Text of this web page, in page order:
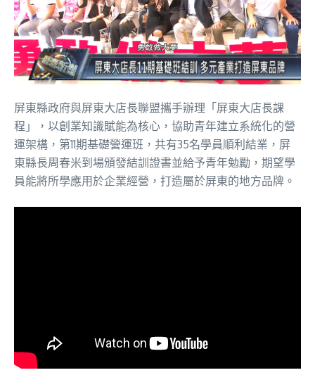
屏東縣政府與屏東大店長聯盟攜手辦理「屏東大店長課
程」，以創業知識賦能為核心，協助青年建立系統化的營
運架構，第11期基礎營運班，共有35名學員順利結業，屏
東縣長周春米到場頒發結訓證書並給予青年勉勵，期望學
員能將所學應用於企業經營，打造屬於屏東的地方品牌。